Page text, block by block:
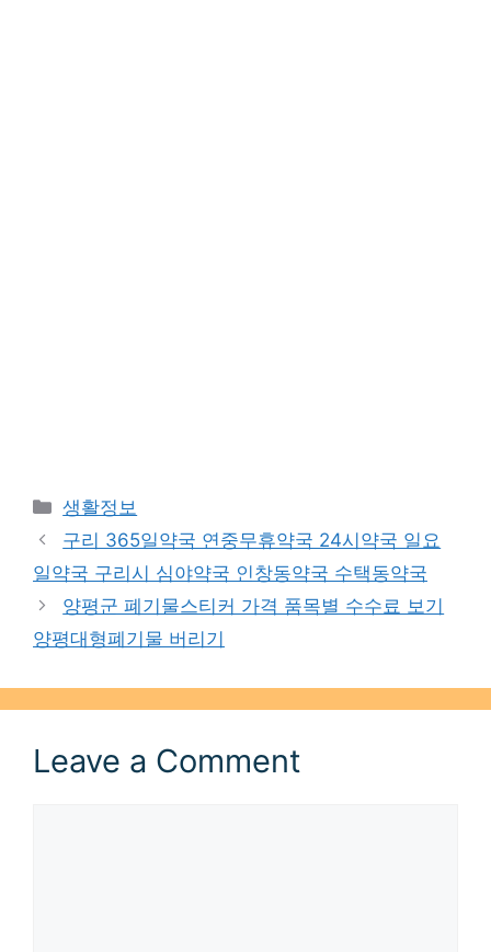
Categories
생활정보
구리 365일약국 연중무휴약국 24시약국 일요
일약국 구리시 심야약국 인창동약국 수택동약국
양평군 폐기물스티커 가격 품목별 수수료 보기
양평대형폐기물 버리기
Leave a Comment